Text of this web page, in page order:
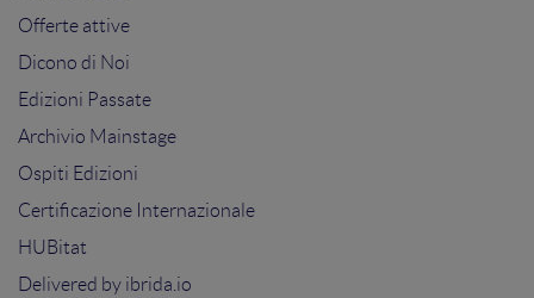
Offerte attive
Dicono di Noi
Edizioni Passate
Archivio Mainstage
Ospiti Edizioni
Certificazione Internazionale
HUBitat
Delivered by ibrida.io